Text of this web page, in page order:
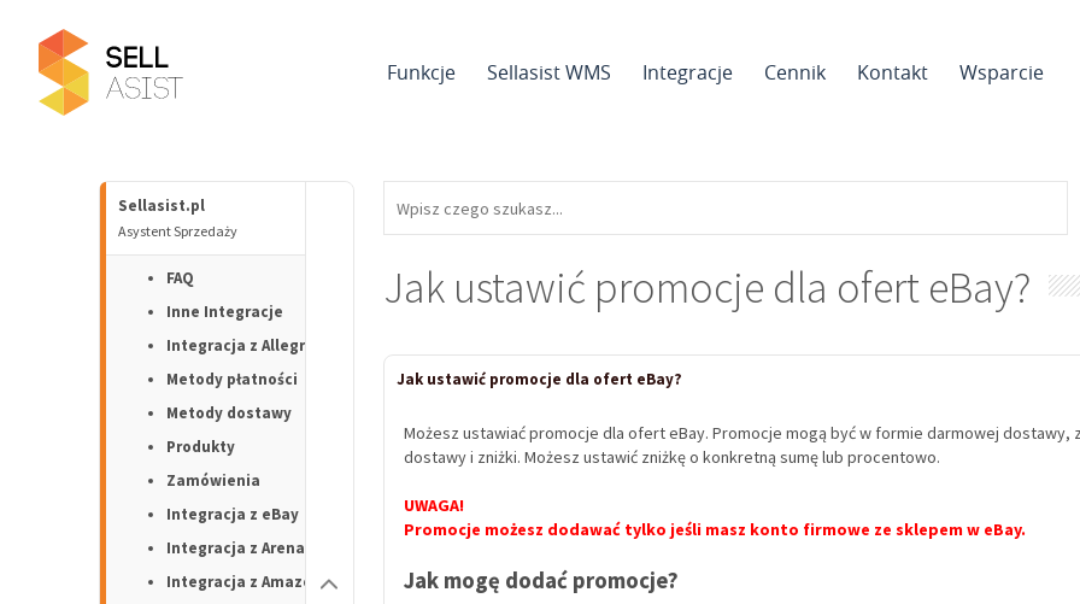
Funkcje Sellasist WMS Integracje Cennik Kontakt Wsparcie
Sellasist.pl
Asystent Sprzedaży
FAQ
Inne Integracje
Integracja z Allegro
Metody płatności
Metody dostawy
Produkty
Zamówienia
Integracja z eBay
Integracja z Arena
Integracja z Amazon
Jak ustawić promocje dla ofert eBay?
Jak ustawić promocje dla ofert eBay?
Możesz ustawiać promocje dla ofert eBay. Promocje mogą być w formie darmowej dostawy,
dostawy i zniżki. Możesz ustawić zniżkę o konkretną sumę lub procentowo.
UWAGA!
Promocje możesz dodawać tylko jeśli masz konto firmowe ze sklepem w eBay.
Jak mogę dodać promocje?